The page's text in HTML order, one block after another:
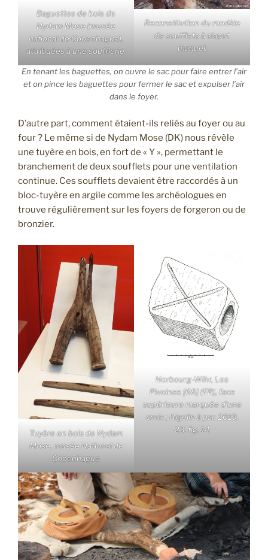
Baguettes de bois de
Nydam Mose (musée
national de Copenhague),
attribuées à une soufflerie.
Reconstitution du modèle
de soufflets à clapet
manuel.
En tenant les baguettes, on ouvre le sac pour faire entrer l’air
et on pince les baguettes pour fermer le sac et expulser l’air
dans le foyer.
D’autre part, comment étaient-ils reliés au foyer ou au
four ? Le même si de Nydam Mose (DK) nous révèle
une tuyère en bois, en fort de « Y », permettant le
branchement de deux soufflets pour une ventilation
continue. Ces soufflets devaient être raccordés à un
bloc-tuyère en argile comme les archéologues en
trouve régulièrement sur les foyers de forgeron ou de
bronzier.
Tuyère en bois de Nydam
Mose, musée National de
Copenhague
Horbourg-Wihr, Les
Pivoines [68] (FR), face
supérieure marquée d’une
croix ; Higelin à par. 2019,
23, fig. 14